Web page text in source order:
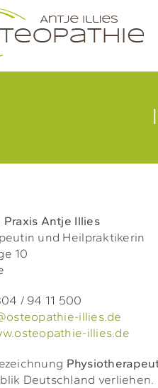
Antje Illies
und Heilpraktikerin
10
/ 94 11 500
illies.de
illies.de
Deutschland verliehen.